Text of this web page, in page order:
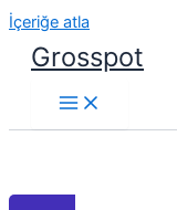
İçeriğe atla
Grosspot